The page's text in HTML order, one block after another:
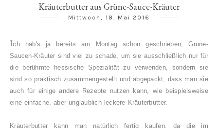
Kräuterbutter aus Grüne-Sauce-Kräuter
Mittwoch, 18. Mai 2016
Ich hab's ja bereits am Montag schon geschrieben, Grüne-
Saucen-Kräuter sind viel zu schade, um sie ausschließlich nur für
die berühmte hessische Spezialität zu verwenden, sondern sie
sind so praktisch zusammengestellt und abgepackt, dass man sie
auch für einige andere Rezepte nutzen kann, wie beispielsweise
eine einfache, aber unglaublich leckere Kräuterbutter.
Kräuterbutter kann man natürlich fertig kaufen, da die im